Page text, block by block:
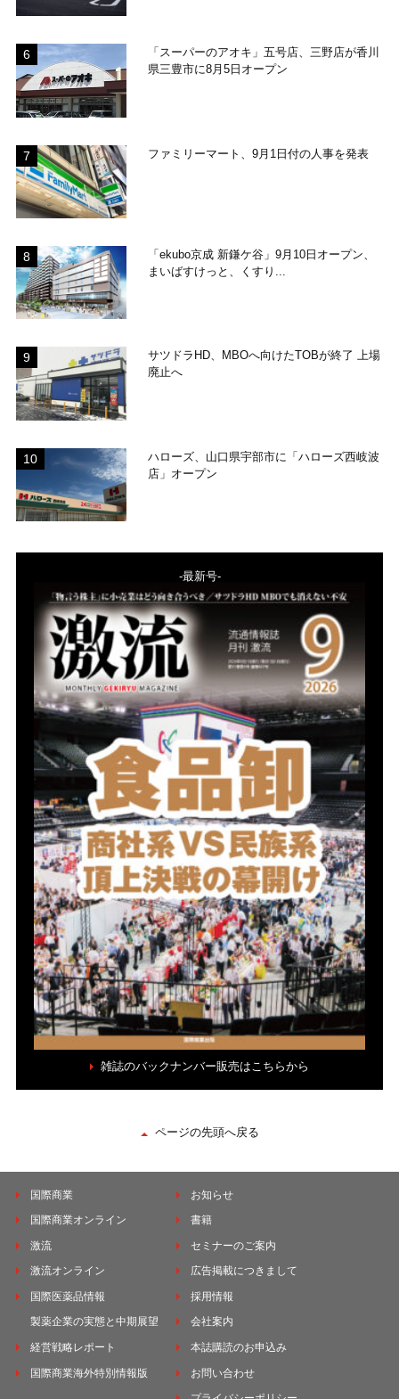
「スーパーのアオキ」五号店、三野店が香川
県三豊市に8月5日オープン
ファミリーマート、9月1日付の人事を発表
「ekubo京成 新鎌ケ谷」9月10日オープン、
まいばすけっと、くすり...
サツドラHD、MBOへ向けたTOBが終了 上場
廃止へ
ハローズ、山口県宇部市に「ハローズ西岐波
店」オープン
-最新号-
雑誌のバックナンバー販売はこちらから
ページの先頭へ戻る
国際商業
国際商業オンライン
激流
激流オンライン
国際医薬品情報
製薬企業の実態と中期展望
経営戦略レポート
国際商業海外特別情報版
お知らせ
書籍
セミナーのご案内
広告掲載につきまして
採用情報
会社案内
本誌購読のお申込み
お問い合わせ